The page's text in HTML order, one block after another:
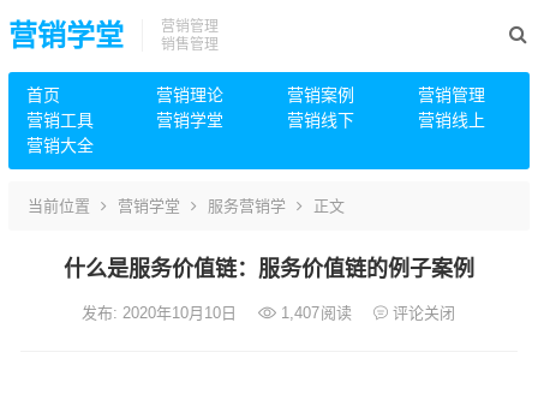
营销学堂
营销管理
销售管理
首页 营销理论 营销案例
营销管理
营销工具
营销学堂 营销线下
营销线上
营销大全
当前位置 营销学堂 服务营销学 正文
什么是服务价值链：服务价值链的例子案例
发布: 2020年10月10日 1,407阅读 评论关闭